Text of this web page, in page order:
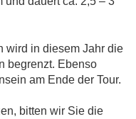
wird in diesem Jahr die
begrenzt. Ebenso
am Ende der Tour.
bitten wir Sie die